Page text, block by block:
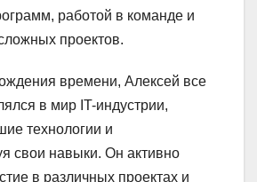
работой в команде и
проектов.
времени, Алексей все
в мир IT-индустрии,
технологии и
свои навыки. Он активно
в различных проектах и